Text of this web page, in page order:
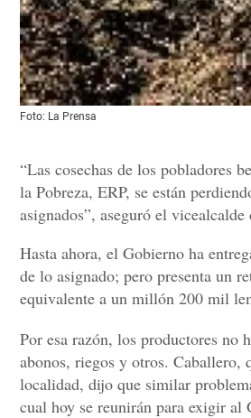
Foto: La Prensa
“Las cosechas de los pobladores
la Pobreza, ERP, se están
asignados”, aseguró el
Hasta ahora, el Gobierno ha
de lo asignado; pero presenta un
equivalente a un millón 200 mil
Por esa razón, los productores no
abonos, riegos y otros. Caballero,
localidad, dijo que similar
cual hoy se reunirán para exigir al